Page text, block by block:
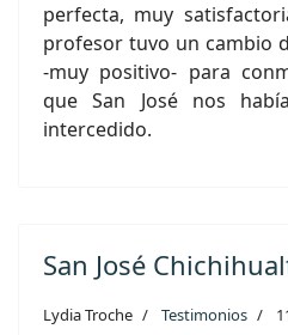
perfecta, muy
profesor tuvo un cambio
-muy positivo- para
que San José nos
intercedido.
San José
Lydia Troche Testimonios